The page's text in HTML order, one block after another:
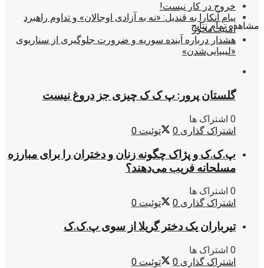
مشاهده تمام نتایج
خروج در کار نیست!
پیام آنکارا به قندیل: «نه به آزادی اوجالان» و تداوم راهبرد
امنیت‌محور
هشدار درباره آینده سوریه و ضرورت جلوگیری از سناریوی
«لیبیایی‌شدن»
گلستان پرور: پ ک ک چیزی جز دروغ نیست
0 اشتراک ها
اشتراک گذاری 0 توئیت 0
پ.ک.ک و پژاک چگونه زنان و دختران را برای مبارزه
مسلحانه فریب می‌دهند؟
0 اشتراک ها
اشتراک گذاری 0 توئیت 0
تیرباران یک دختر گریلا از سوی پ.ک.ک
0 اشتراک ها
اشتراک گذاری 0 توئیت 0